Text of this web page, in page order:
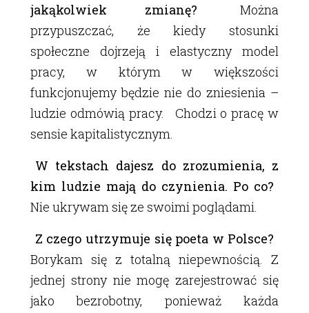
jakąkolwiek zmianę?
Można
przypuszczać, że kiedy stosunki
społeczne dojrzeją i elastyczny model
pracy, w którym w większości
funkcjonujemy będzie nie do zniesienia –
ludzie odmówią pracy. Chodzi o pracę w
sensie kapitalistycznym.
W tekstach dajesz do zrozumienia, z
kim ludzie mają do czynienia. Po co?
Nie ukrywam się ze swoimi poglądami.
Z czego utrzymuje się poeta w Polsce?
Borykam się z totalną niepewnością. Z
jednej strony nie mogę zarejestrować się
jako bezrobotny, ponieważ każda